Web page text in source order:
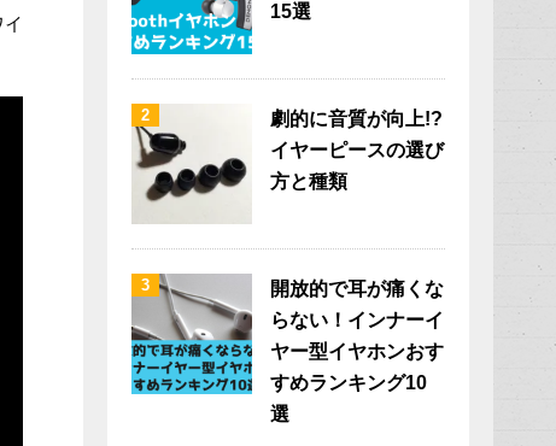
15選
2
劇的に音質が向上!?
イヤーピースの選び
方と種類
3
開放的で耳が痛くな
らない！インナーイ
ヤー型イヤホンおす
すめランキング10
選